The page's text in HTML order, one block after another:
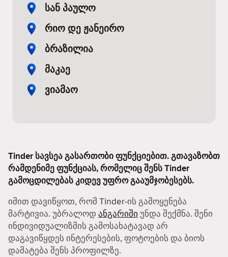
სან პაულო
რიო დე ჟანეირო
ბრაზილია
მაკაე
ვიამაო
Tinder სავსეა გასართობი ფუნქციებით. გთავაზობთ
რამდენიმე ფუნქციას, რომელიც შენს Tinder
გამოცდილებას კიდევ უფრო გააუმჯობესებს.
იმით დავიწყოთ, რომ Tinder-ის გამოყენება
მარტივია. უბრალოდ ანგარიში უნდა შექმნა. შენი
ინდივიდუალიზმის გამოსახატავად არ
დაგავიწყდეს ინტერესების, ფოტოების და ბიოს
დამატება შენს პროფილზე.